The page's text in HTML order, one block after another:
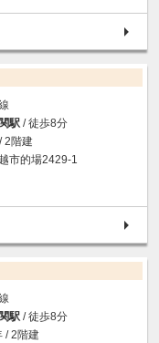
駅 / 徒歩8分
2階建
市的場2429-1
駅 / 徒歩8分
/ 2階建